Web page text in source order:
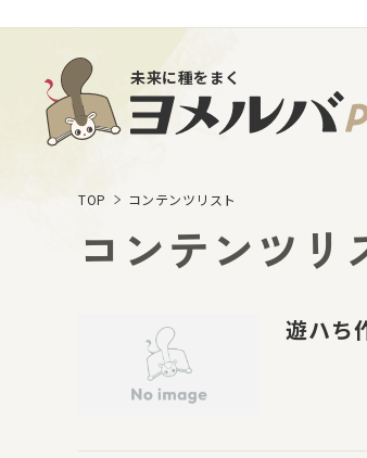
未来に種をまく
TOP コンテンツリスト
コンテンツリ
遊ハち